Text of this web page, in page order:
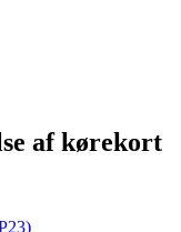
af kørekort